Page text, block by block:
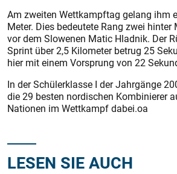
Am zweiten Wettkampftag gelang ihm
Meter. Dies bedeutete Rang zwei hinter
vor dem Slowenen Matic Hladnik. Der
Sprint über 2,5 Kilometer betrug 25
hier mit einem Vorsprung von 22
In der Schülerklasse I der Jahrgänge
die 29 besten nordischen Kombinierer
Nationen im Wettkampf dabei.oa
LESEN SIE AUCH